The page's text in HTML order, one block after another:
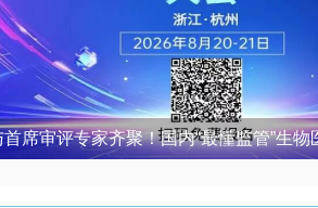
席审评专家齐聚！国内“最懂监管”生